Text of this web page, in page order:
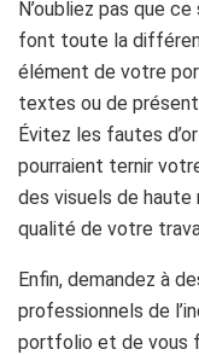
N’oubliez pas que
font toute la
élément de votre
textes ou de
Évitez les fautes
pourraient ternir
des visuels de
qualité de votre
Enfin, demandez à
professionnels de
portfolio et de vous